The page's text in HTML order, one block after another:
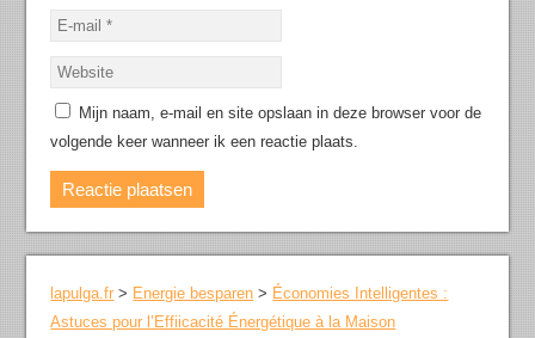
Mijn naam, e-mail en site opslaan in deze browser voor de
volgende keer wanneer ik een reactie plaats.
lapulga.fr > Energie besparen > Économies Intelligentes :
Astuces pour l’Effiicacité Énergétique à la Maison